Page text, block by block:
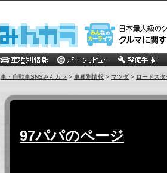
車・自動車SNSみんカラ > 車種別情報 > マツダ > ロードスタ
97パパのページ